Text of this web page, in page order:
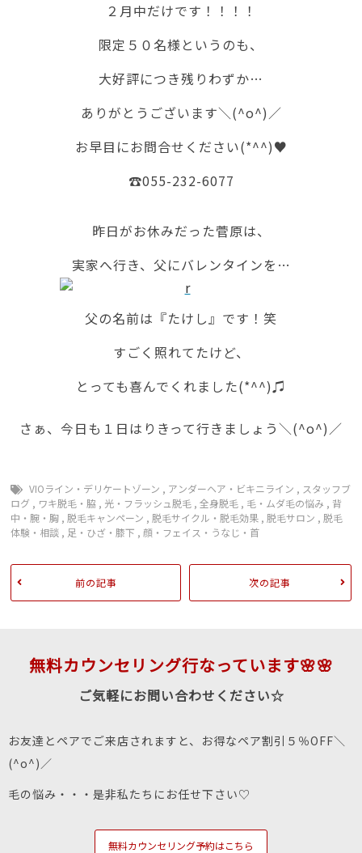
２月中だけです！！！！
限定５０名様というのも、
大好評につき残りわずか…
ありがとうございます＼(^o^)／
お早目にお問合せください(*^^)♥
☎055-232-6077
昨日がお休みだった菅原は、
実家へ行き、父にバレンタインを…
父の名前は『たけし』です！笑
すごく照れてたけど、
とっても喜んでくれました(*^^)♫
さぁ、今日も１日はりきって行きましょう＼(^o^)／
VIOライン・デリケートゾーン , アンダーヘア・ビキニライン , スタッフブ
ログ , ワキ脱毛・脇 , 光・フラッシュ脱毛 ,全身脱毛 , 毛・ムダ毛の悩み , 背
中・腕・胸 ,脱毛キャンペーン ,脱毛サイクル・脱毛効果 ,脱毛サロン ,脱毛
体験・相談 , 足・ひざ・膝下 ,顔・フェイス・うなじ・首
前の記事 次の記事
無料カウンセリング行なっています🌸🌸
ご気軽にお問い合わせください☆
お友達とペアでご来店されますと、お得なペア割引５％OFF＼
(^o^)／
毛の悩み・・・是非私たちにお任せ下さい♡
無料カウンセリング予約はこちら